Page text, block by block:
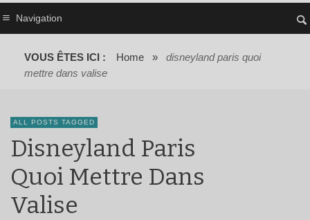
Navigation
VOUS ÊTES ICI : Home »
disneyland paris quoi
mettre dans valise
ALL POSTS TAGGED
Disneyland Paris
Quoi Mettre Dans
Valise